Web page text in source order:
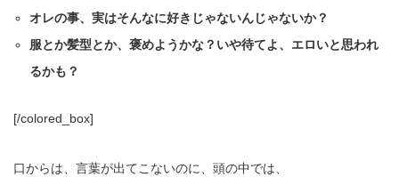
オレの事、実はそんなに好きじゃないんじゃないか？
服とか髪型とか、褒めようかな？いや待てよ、エロいと思われ
るかも？
[/colored_box]
口からは、言葉が出てこないのに、頭の中では、